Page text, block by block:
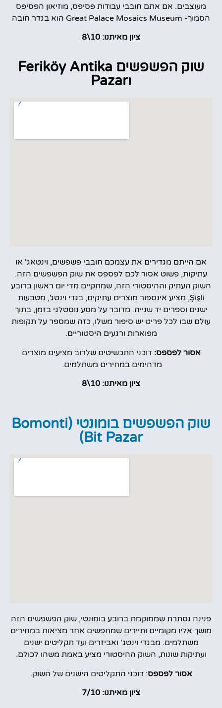
מעוצבים. אם אתם חובבי עבודות פסיפס, מוזיאון הפסיפס
הסמוך- Great Palace Mosaics Museum הוא בגדר חובה
ציון מאיתנו: 10\8
שוק הפשפשים Feriköy Antika
Pazarı
אם הייתם מגדירים את עצמכם חובבי פשפשים, וינטאג' או
עתיקות, פשוט אסור לכם לפספס את שוק הפשפשים הזה.
השוק העתיק וההיסטורי הזה, שמתקיים מדי יום ראשון ברובע
Şişli, מציע אינספור מוצרים עתיקים, בגדי וינטג', מטבעות
ישנים וספרים יד שנייה. מדובר על מסע נוסטלגי בזמן, בתוך
עולם שבו לכל פריט יש סיפור משלו, כזה שמספר על תקופות
מפוארות ורגעים היסטוריים.
אסור לפספס: דוכני התכשיטים שלרוב מציעים מוצרים
מדהימים במחירים משתלמים.
ציון מאיתנו: 10\8
שוק הפשפשים בומונטי (Bomonti
Bit Pazar)
פנינה נסתרת שממוקמת ברובע בומונטי, שוק הפשפשים הזה
מושך אליו מקומיים ותיירים שמחפשים אחר מציאות במחירים
משתלמים. מבגדי וינטג' ואביזרים ועד תקליטים ישנים
ועתיקות שונות, השוק ההיסטורי מציע באמת משהו לכולם.
אסור לפספס: דוכני התקליטים הישנים של השוק.
ציון מאיתנו: 7/10